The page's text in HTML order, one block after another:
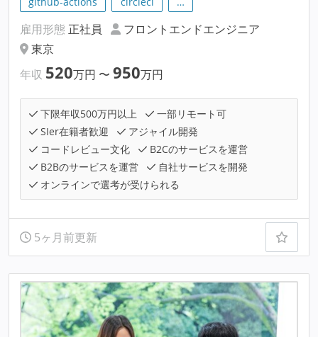
雇用形態 正社員
フロントエンドエンジニア
東京
年収 520万円 〜 950万円
下限年収500万円以上
一部リモート可
SIer在籍者歓迎
アジャイル開発
コードレビュー文化
B2Cのサービスを運営
B2Bのサービスを運営
自社サービスを開発
オンラインで選考が受けられる
5ヶ月前更新